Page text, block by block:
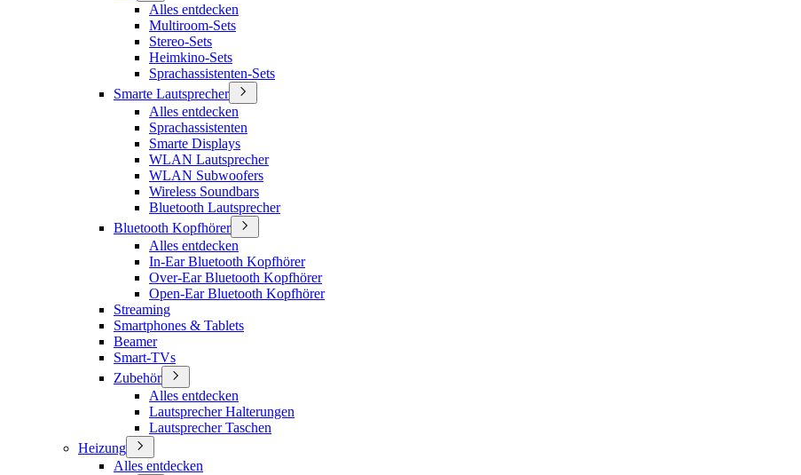
Alles entdecken
Multiroom-Sets
Stereo-Sets
Heimkino-Sets
Sprachassistenten-Sets
Smarte Lautsprecher
Alles entdecken
Sprachassistenten
Smarte Displays
WLAN Lautsprecher
WLAN Subwoofers
Wireless Soundbars
Bluetooth Lautsprecher
Bluetooth Kopfhörer
Alles entdecken
In-Ear Bluetooth Kopfhörer
Over-Ear Bluetooth Kopfhörer
Open-Ear Bluetooth Kopfhörer
Streaming
Smartphones & Tablets
Beamer
Smart-TVs
Zubehör
Alles entdecken
Lautsprecher Halterungen
Lautsprecher Taschen
Heizung
Alles entdecken